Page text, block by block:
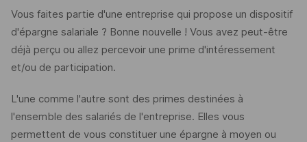
Vous faites partie d'une entreprise qui propose un dispositif
d'épargne salariale ? Bonne nouvelle ! Vous avez peut-être
déjà perçu ou allez percevoir une prime d'intéressement
et/ou de participation.
L'une comme l'autre sont des primes destinées à
l'ensemble des salariés de l'entreprise. Elles vous
permettent de vous constituer une épargne à moyen ou